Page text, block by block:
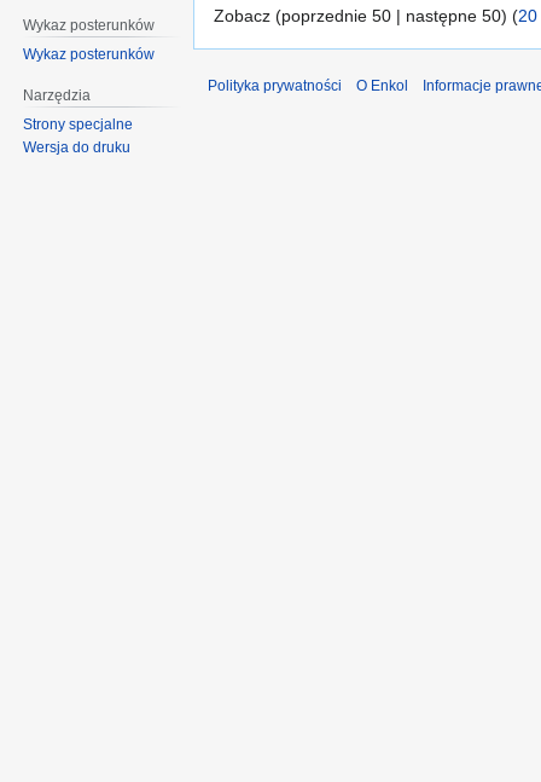
Zobacz (poprzednie 50 | następne 50) (20
Wykaz posterunków
Wykaz posterunków
Narzędzia
Strony specjalne
Wersja do druku
Polityka prywatności O Enkol Informacje